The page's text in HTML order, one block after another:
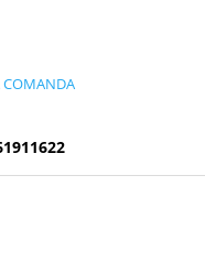
COMANDA